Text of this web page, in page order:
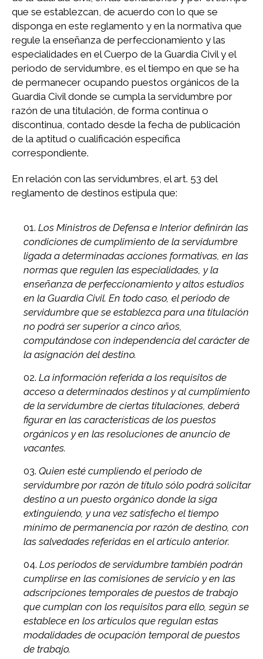
que se establezcan, de acuerdo con lo que se
disponga en este reglamento y en la normativa que
regule la enseñanza de perfeccionamiento y las
especialidades en el Cuerpo de la Guardia Civil y el
periodo de servidumbre, es el tiempo en que se ha
de permanecer ocupando puestos orgánicos de la
Guardia Civil donde se cumpla la servidumbre por
razón de una titulación, de forma continua o
discontinua, contado desde la fecha de publicación
de la aptitud o cualificación específica
correspondiente.
En relación con las servidumbres, el art. 53 del
reglamento de destinos estipula que:
Los Ministros de Defensa e Interior definirán las
condiciones de cumplimiento de la servidumbre
ligada a determinadas acciones formativas, en las
normas que regulen las especialidades, y la
enseñanza de perfeccionamiento y altos estudios
en la Guardia Civil. En todo caso, el periodo de
servidumbre que se establezca para una titulación
no podrá ser superior a cinco años,
computándose con independencia del carácter de
la asignación del destino.
La información referida a los requisitos de
acceso a determinados destinos y al cumplimiento
de la servidumbre de ciertas titulaciones, deberá
figurar en las características de los puestos
orgánicos y en las resoluciones de anuncio de
vacantes.
Quien esté cumpliendo el periodo de
servidumbre por razón de título sólo podrá solicitar
destino a un puesto orgánico donde la siga
extinguiendo, y una vez satisfecho el tiempo
mínimo de permanencia por razón de destino, con
las salvedades referidas en el artículo anterior.
Los periodos de servidumbre también podrán
cumplirse en las comisiones de servicio y en las
adscripciones temporales de puestos de trabajo
que cumplan con los requisitos para ello, según se
establece en los artículos que regulan estas
modalidades de ocupación temporal de puestos
de trabajo.